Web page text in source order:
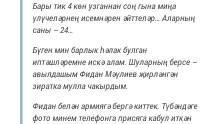
Бары тик 4 көн узганнан соң гына миңа
үлүчеләрнең исемнәрен әйттеләр… Аларның
саны – 24…
Бүген мин барлык һәлак булган
иптәшләремне искә алам. Шуларның берсе –
авылдашым Фидан Мәүлиев җирләнгән
зиратка мулла чакырдым.
Фидан белән армиягә бергә киттек. Түбәндәге
фото минем телефонга присяга кабул иткән